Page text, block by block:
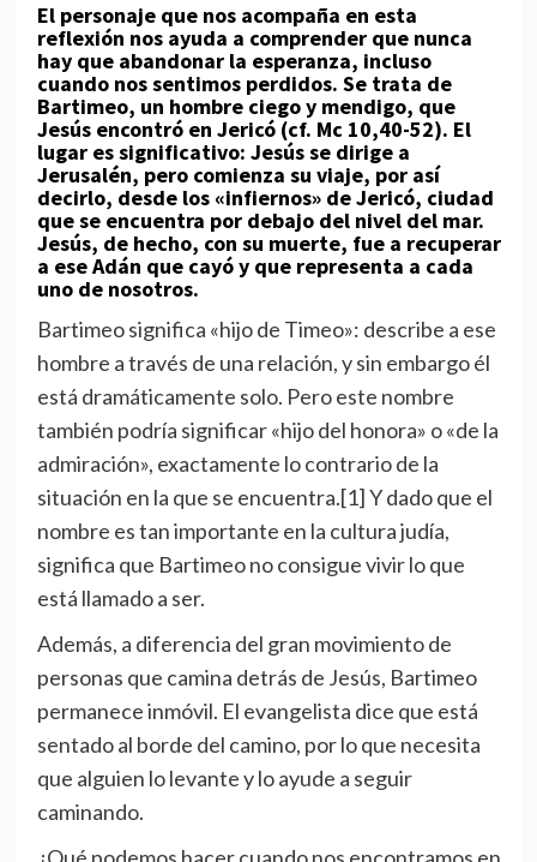
El personaje que nos acompaña en esta
reflexión nos ayuda a comprender que nunca
hay que abandonar la esperanza, incluso
cuando nos sentimos perdidos. Se trata de
Bartimeo, un hombre ciego y mendigo, que
Jesús encontró en Jericó (cf. Mc 10,40-52). El
lugar es significativo: Jesús se dirige a
Jerusalén, pero comienza su viaje, por así
decirlo, desde los «infiernos» de Jericó, ciudad
que se encuentra por debajo del nivel del mar.
Jesús, de hecho, con su muerte, fue a recuperar
a ese Adán que cayó y que representa a cada
uno de nosotros.
Bartimeo significa «hijo de Timeo»: describe a ese
hombre a través de una relación, y sin embargo él
está dramáticamente solo. Pero este nombre
también podría significar «hijo del honora» o «de la
admiración», exactamente lo contrario de la
situación en la que se encuentra.[1] Y dado que el
nombre es tan importante en la cultura judía,
significa que Bartimeo no consigue vivir lo que
está llamado a ser.
Además, a diferencia del gran movimiento de
personas que camina detrás de Jesús, Bartimeo
permanece inmóvil. El evangelista dice que está
sentado al borde del camino, por lo que necesita
que alguien lo levante y lo ayude a seguir
caminando.